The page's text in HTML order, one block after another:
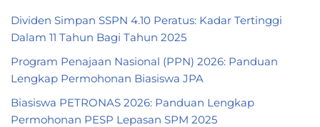
Dividen Simpan SSPN 4.10 Peratus: Kadar Tertinggi
Dalam 11 Tahun Bagi Tahun 2025
Program Penajaan Nasional (PPN) 2026: Panduan
Lengkap Permohonan Biasiswa JPA
Biasiswa PETRONAS 2026: Panduan Lengkap
Permohonan PESP Lepasan SPM 2025